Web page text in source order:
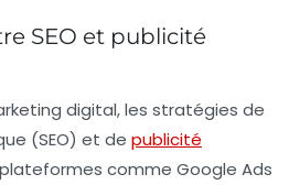
SEO et publicité
digital, les stratégies de
(SEO) et de publicité
comme Google Ads